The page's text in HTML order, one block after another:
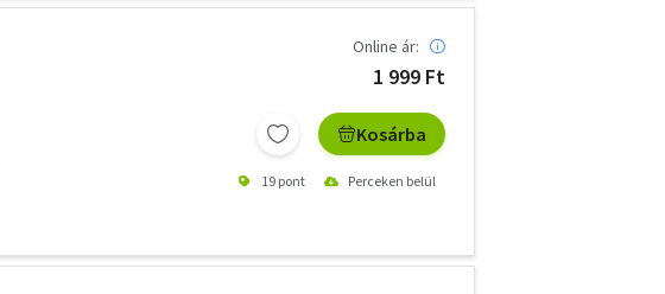
Online ár:
1 999 Ft
Kosárba
19 pont Perceken belül